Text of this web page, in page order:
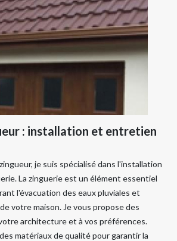
: installation et entretien
je suis spécialisé dans l'installation
La zinguerie est un élément essentiel
l'évacuation des eaux pluviales et
votre maison. Je vous propose des
architecture et à vos préférences.
matériaux de qualité pour garantir la